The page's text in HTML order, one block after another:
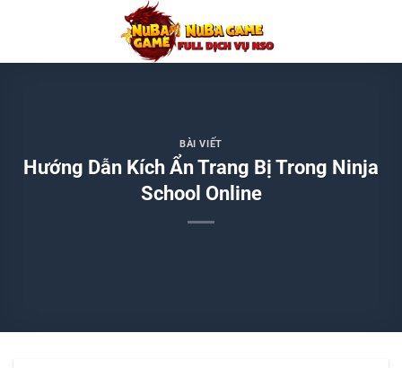
nội
BÀI VIẾT
Hướng Dẫn Kích Ẩn Trang Bị Trong Ninja
School Online